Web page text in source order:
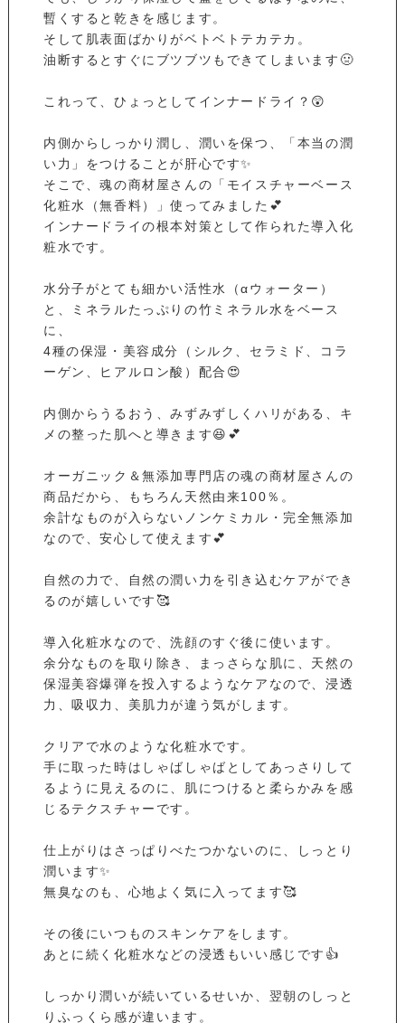
暫くすると乾きを感じます。
そして肌表面ばかりがベトベトテカテカ。
油断するとすぐにブツブツもできてしまいます🤢
これって、ひょっとしてインナードライ？😲
内側からしっかり潤し、潤いを保つ、「本当の潤
い力」をつけることが肝心です✨
そこで、魂の商材屋さんの「モイスチャーベース
化粧水（無香料）」使ってみました💕
インナードライの根本対策として作られた導入化
粧水です。
水分子がとても細かい活性水（αウォーター）
と、ミネラルたっぷりの竹ミネラル水をベース
に、
4種の保湿・美容成分（シルク、セラミド、コラ
ーゲン、ヒアルロン酸）配合😍
内側からうるおう、みずみずしくハリがある、キ
メの整った肌へと導きます😆💕
オーガニック＆無添加専門店の魂の商材屋さんの
商品だから、もちろん天然由来100％。
余計なものが入らないノンケミカル・完全無添加
なので、安心して使えます💕
自然の力で、自然の潤い力を引き込むケアができ
るのが嬉しいです🥰
導入化粧水なので、洗顔のすぐ後に使います。
余分なものを取り除き、まっさらな肌に、天然の
保湿美容爆弾を投入するようなケアなので、浸透
力、吸収力、美肌力が違う気がします。
クリアで水のような化粧水です。
手に取った時はしゃばしゃばとしてあっさりして
るように見えるのに、肌につけると柔らかみを感
じるテクスチャーです。
仕上がりはさっぱりべたつかないのに、しっとり
潤います✨
無臭なのも、心地よく気に入ってます🥰
その後にいつものスキンケアをします。
あとに続く化粧水などの浸透もいい感じです👍
しっかり潤いが続いているせいか、翌朝のしっと
りふっくら感が違います。